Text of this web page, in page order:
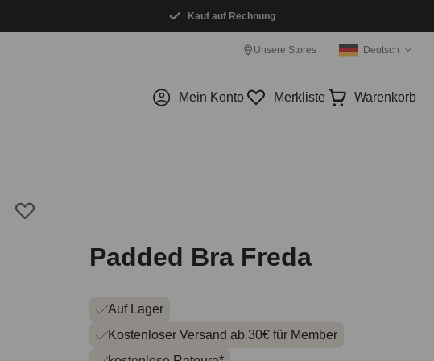
Kauf auf Rechnung
Unsere Stores Deutsch
Mein Konto Merkliste Warenkorb
Padded Bra Freda
Auf Lager
Kostenloser Versand ab 30€ für Member